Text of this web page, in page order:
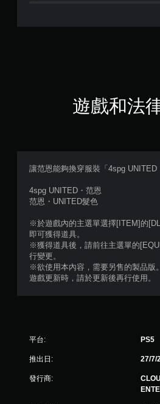
遊戲和法
讓范恩能夠換穿服裝「4spg UNITED
4spg UNITED・范恩
范恩・UNITED髮色
※於遊戲內的主選單選擇[ITEM]的
即可獲得道具。
※獲得道具後，請前往主選單的
行變更。
※欲使用本內容，需要另售的製品版
遊戲更新時，請於更新後再行使用。
平台: PS5
推出日: 27/7/
發行商: